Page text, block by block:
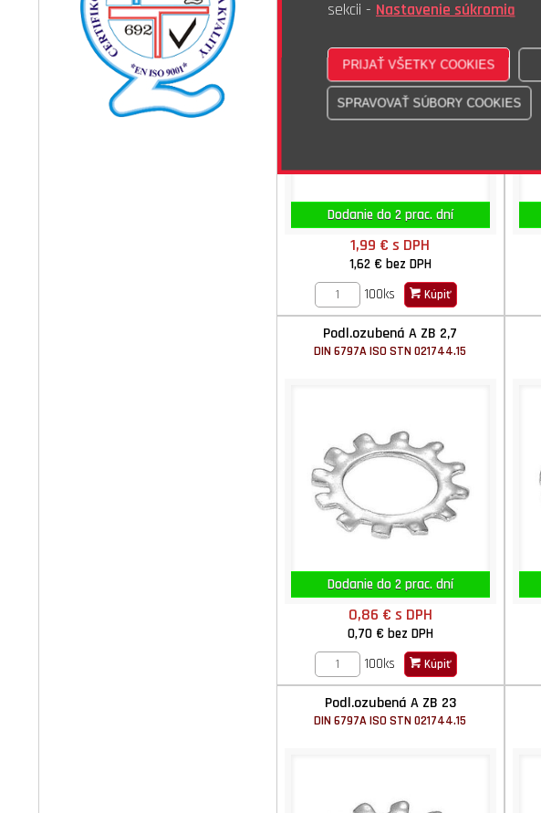
Dodanie do 2 prac. dní
1,99 €s DPH
1,62 € bez DPH
100ks
Kúpiť
Podl.ozubená A ZB 2,7
DIN 6797A ISO STN 021744.15
Dodanie do 2 prac. dní
0,86 € s DPH
0,70 € bez DPH
100ks
Kúpiť
Podl.ozubená A ZB 23
DIN 6797A ISO STN 021744.15
sekcii - Nastavenie súkromia